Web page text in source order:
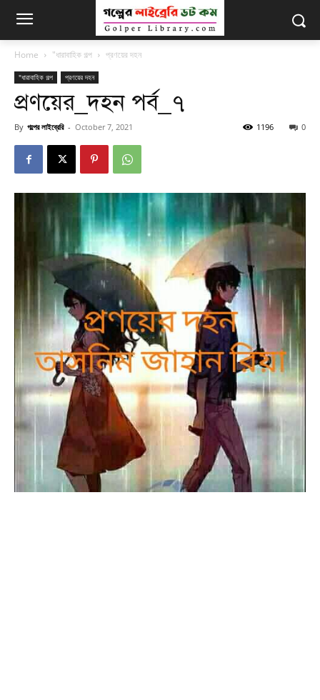
Home "ধারাবাহিক গল্প প্রণয়ের দহন
"ধারাবাহিক গল্প প্রণয়ের দহন
প্রণয়ের_দহন পর্ব_৭
By গল্পের লাইব্রেরি - October 7, 2021 0
1196